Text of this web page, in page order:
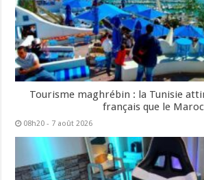
Tourisme maghrébin : la Tunisie
français que le Maroc
08h20 - 7 août 2026